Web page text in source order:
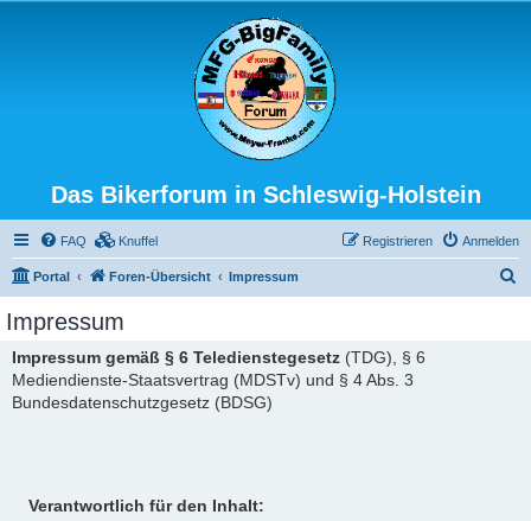
Das Bikerforum in Schleswig-Holstein
FAQ Knuffel Anmelden
Registrieren
Portal Foren-Übersicht Impressum
Impressum
Impressum gemäß § 6 Teledienstegesetz (TDG), § 6
Mediendienste-Staatsvertrag (MDSTv) und § 4 Abs. 3
Bundesdatenschutzgesetz (BDSG)
Verantwortlich für den Inhalt: